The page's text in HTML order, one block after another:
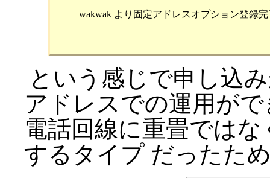
wakwak より固定アドレスオプション登録
という感じで申し込
アドレスでの運用がで
電話回線に重畳では
するタイプ だったた